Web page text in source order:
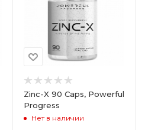
Zinc-X 90 Caps, Powerful
Progress
Нет в наличии